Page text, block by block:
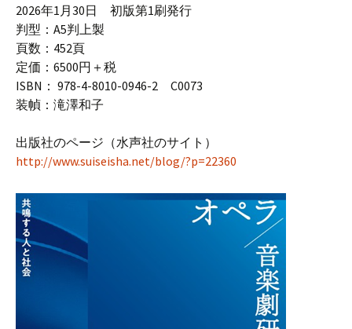
2026年1月30日 初版第1刷発行
判型：A5判上製
頁数：452頁
定価：6500円＋税
ISBN： 978-4-8010-0946-2 C0073
装幀：滝澤和子
出版社のページ（水声社のサイト）
http://www.suiseisha.net/blog/?p=22360